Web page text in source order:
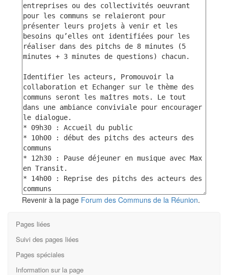
Revenir à la page Forum des Communs de la Réunion.
Pages liées
Suivi des pages liées
Pages spéciales
Information sur la page